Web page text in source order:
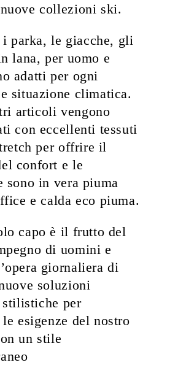
collezioni ski.
parka, le giacche, gli
lana, per uomo e
adatti per ogni
situazione climatica.
articoli vengono
con eccellenti tessuti
per offrire il
confort e le
sono in vera piuma
e calda eco piuma.
capo è il frutto del
di uomini e
giornaliera di
soluzioni
stilistiche per
esigenze del nostro
un stile